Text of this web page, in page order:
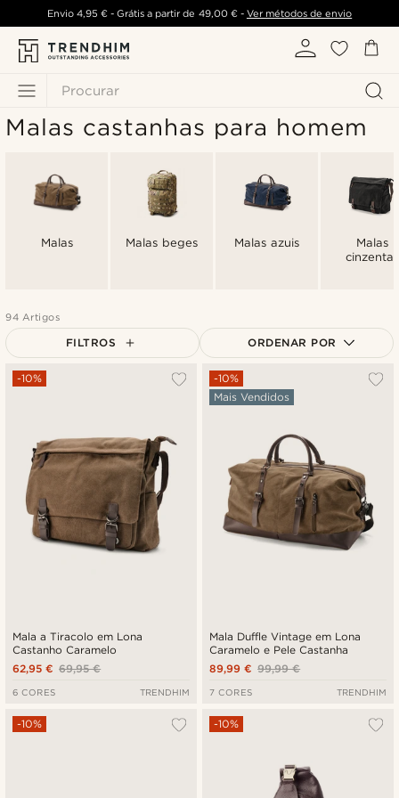
Procurar
Envio 4,95 €- Grátis a partir de 49,00 €- Ver métodos de envio
Malas castanhas para homem
Malas Malas beges Malas azuis
Malas
cinzentas
94 Artigos
FILTROS ORDENAR POR
Mais vendidos
Novidades
Preço mais alto
Mala a Tiracolo em Lona
Castanho Caramelo
-10%
69,95 €
62,95 €
6 CORES TRENDHIM
Mala Duffle Vintage em Lona
Caramelo e Pele Castanha
-10%
Mais Vendidos
99,99 €
89,99 €
7 CORES TRENDHIM
-10% -10%